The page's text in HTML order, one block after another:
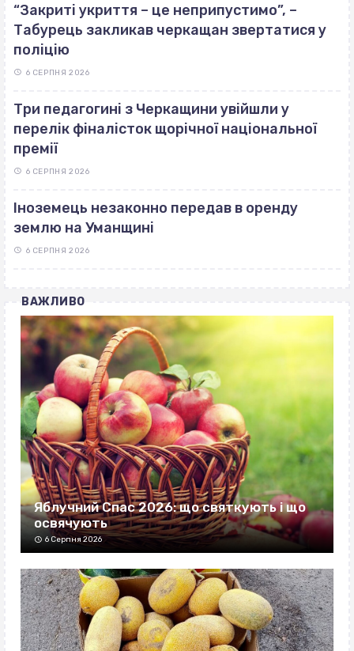
“Закриті укриття – це неприпустимо”, –
Табурець закликав черкащан звертатися у
поліцію
6 СЕРПНЯ 2026
Три педагогині з Черкащини увійшли у
перелік фіналісток щорічної національної
премії
6 СЕРПНЯ 2026
Іноземець незаконно передав в оренду
землю на Уманщині
6 СЕРПНЯ 2026
ВАЖЛИВО
Яблучний Спас 2026: що святкують і що
освячують
6 Серпня 2026